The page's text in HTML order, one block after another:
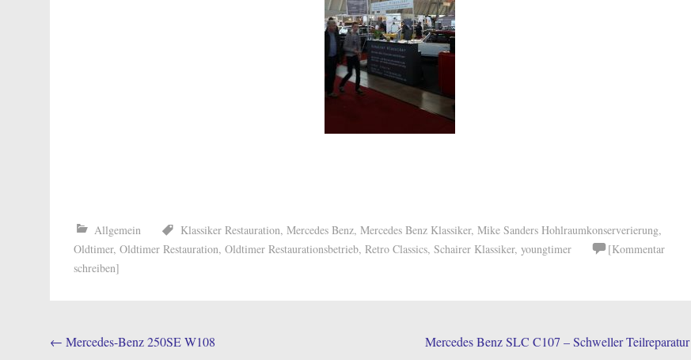
Allgemein Klassiker Restauration, Mercedes Benz, Mercedes Benz Klassiker, Mike Sanders Hohlraumkonserverierung,
Oldtimer, Oldtimer Restauration, Oldtimer Restaurationsbetrieb, Retro Classics, Schairer Klassiker, youngtimer
[Kommentar
schreiben]
Post
← Mercedes-Benz 250SE W108 Mercedes Benz SLC C107 – Schweller Teilreparatur